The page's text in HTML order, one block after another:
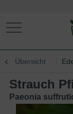
Übersicht
Strauch
Paeonia